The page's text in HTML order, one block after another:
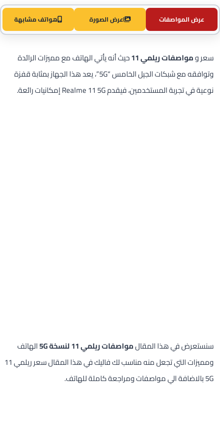
عرض المواصفات عرض الصورة هواتف مشابهة
سعر ومواصفات ريلمي 11
حيث أنه يأتي الهاتف مع مميزات الرائدة
وتوافقه مع شبكات الجيل الخامس “5G”، يعد هذا الجهاز بمثابة قفزة
نوعية في تجربة المستخدمين، فيقدم Realme 11 5G إمكانيات رائعة.
سنستعرض في هذا المقالمواصفات ريلمي 11 لنسخة 5G
الهاتف
ومميزات التي تجعل منه مناسب لك فاليك في هذا المقال سعر ريلمي 11
5G بالاضافة الي مواصفات ومراجعة كاملة للهاتف.